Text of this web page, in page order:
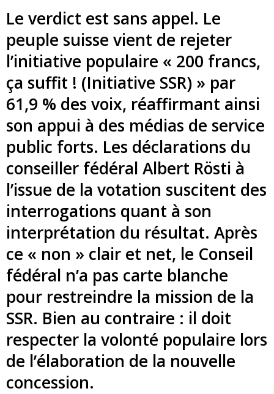
Le verdict est sans appel. Le
peuple suisse vient de rejeter
l’initiative populaire « 200 francs,
ça suffit ! (Initiative SSR) » par
61,9 % des voix, réaffirmant ainsi
son appui à des médias de service
public forts. Les déclarations du
conseiller fédéral Albert Rösti à
l’issue de la votation suscitent des
interrogations quant à son
interprétation du résultat. Après
ce « non » clair et net, le Conseil
fédéral n’a pas carte blanche
pour restreindre la mission de la
SSR. Bien au contraire : il doit
respecter la volonté populaire lors
de l’élaboration de la nouvelle
concession.